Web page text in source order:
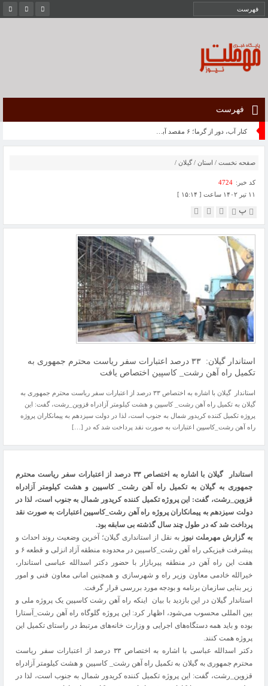
فهرست
کنار آب، دور از گرما؛ ۶ مقصد آبی در تعطیلات مرداد
صفحه نخست / استان / گیلان /
کد خبر: 4724
۱۱ تیر ۱۴۰۲ ساعت [ ۱۵:۱۴ ]
پ
استاندار گیلان: ۳۳ درصد اعتبارات سفر ریاست محترم جمهوری به
تکمیل راه آهن رشت_ کاسپین اختصاص یافت
استاندار گیلان با اشاره به اختصاص ۳۳ درصد از اعتبارات سفر ریاست محترم جمهوری به
گیلان به تکمیل راه آهن رشت_ کاسپین و هشت کیلومتر آزادراه قزوین_رشت، گفت: این
پروژه تکمیل کننده کریدور شمال به جنوب است، لذا در دولت سیزدهم به پیمانکاران پروژه
راه آهن رشت_کاسپین اعتبارات به صورت نقد پرداخت شد که در […]
استاندار گیلان با اشاره به اختصاص۳۳درصد از اعتبارات سفر ریاست محترم
جمهوری به گیلان به تکمیل راه آهن رشت_ کاسپین و هشت کیلومتر آزادراه
قزوین_رشت، گفت: این پروژه تکمیل کننده کریدور شمال به جنوب است، لذا در
دولت سیزدهم به پیمانکاران پروژه راه آهن رشت_کاسپین اعتبارات به صورت نقد
پرداخت شد که در طول چند سال گذشته بی سابقه بود.
به گزارش مهرملت نیوز به نقل از استانداری گیلان؛ آخرین وضعیت روند احداث و
پیشرفت فیزیکی راه آهن رشت_کاسپین در محدوده منطقه آزاد انزلی و قطعه ۶ و
هفت این راه آهن در منطقه پیربازار با حضور دکتر اسدالله عباسی استاندار،
خیرالله خادمی معاون وزیر راه و شهرسازی و همچنین امانی معاون فنی و امور
زیر بنایی سازمان برنامه و بودجه مورد بررسی قرار گرفت.
استاندار گیلان در این بازدید با بیان اینکه راه آهن رشت کاسپین یک ‌پروژه ملی و
بین المللی محسوب می‌شود، اظهار کرد: این پروژه گلوگاه راه آهن رشت_آستارا
بوده و باید همه دستگاه‌های اجرایی و وزارت خانه‌های مرتبط در راستای تکمیل این
پروژه همت کنند.
دکتر اسدالله عباسی با اشاره به اختصاص ۳۳ درصد از اعتبارات سفر ریاست
محترم جمهوری به گیلان به تکمیل راه آهن رشت_ کاسپین و هشت کیلومتر آزادراه
قزوین_رشت، گفت: این پروژه تکمیل کننده کریدور شمال به جنوب است، لذا در